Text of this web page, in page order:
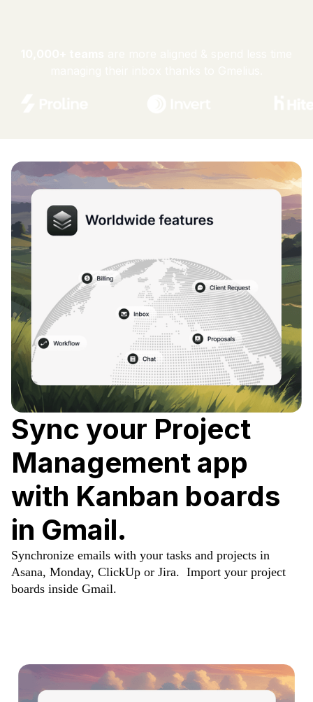
Sync your Project
Management app
with Kanban boards
in Gmail.
Synchronize emails with your tasks and projects in
Asana, Monday, ClickUp or Jira. Import your project
boards inside Gmail.